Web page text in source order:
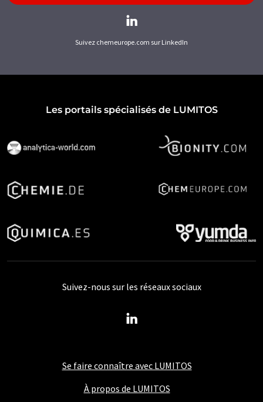
Suivez chemeurope.com sur LinkedIn
Les portails spécialisés de LUMITOS
Se faire connaître avec LUMITOS
À propos de LUMITOS
Suivez-nous sur les réseaux sociaux